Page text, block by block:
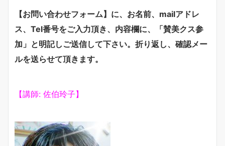
【お問い合わせフォーム】 に、お名前、mailアドレ
ス、Tel番号をご入力頂き、 内容欄に、「賛美クス参
加」と明記しご送信して下さい。 折り返し、確認メー
ルを送らせて頂きます。
【講師: 佐伯玲子】